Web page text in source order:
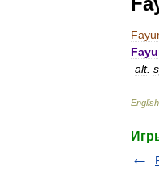
alt.
English